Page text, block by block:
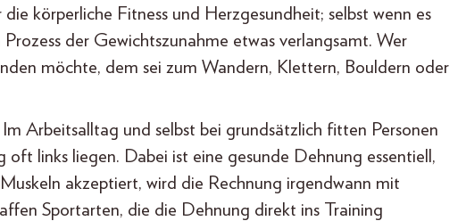
körperliche Fitness und Herzgesundheit; selbst wenn es
Prozess der Gewichtszunahme etwas verlangsamt. Wer
möchte, dem sei zum Wandern, Klettern, Bouldern oder
Im Arbeitsalltag und selbst bei grundsätzlich fitten Personen
oft links liegen. Dabei ist eine gesunde Dehnung essentiell,
akzeptiert, wird die Rechnung irgendwann mit
Sportarten, die die Dehnung direkt ins Training